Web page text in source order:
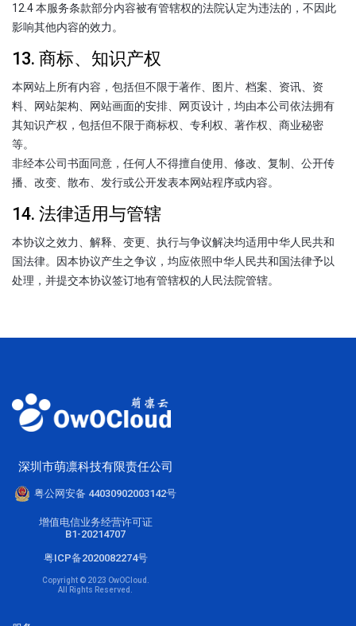
12.4 本服务条款部分内容被有管辖权的法院认定为违法的，不因此
影响其他内容的效力。
13. 商标、知识产权
本网站上所有内容，包括但不限于著作、图片、档案、资讯、资
料、网站架构、网站画面的安排、网页设计，均由本公司依法拥有
其知识产权，包括但不限于商标权、专利权、著作权、商业秘密
等。
非经本公司书面同意，任何人不得擅自使用、修改、复制、公开传
播、改变、散布、发行或公开发表本网站程序或内容。
14. 法律适用与管辖
本协议之效力、解释、变更、执行与争议解决均适用中华人民共和
国法律。因本协议产生之争议，均应依照中华人民共和国法律予以
处理，并提交本协议签订地有管辖权的人民法院管辖。
深圳市萌凛科技有限责任公司
粤公网安备 44030902003142号
增值电信业务经营许可证
B1-20214707
粤ICP备2020082274号
Copyright © 2023 OwOCloud.
All Rights Reserved.